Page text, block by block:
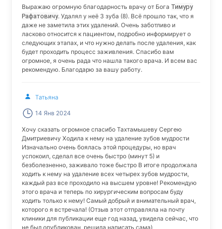
Выражаю огромную благодарность врачу от Бога Тимуру
Рафатовичу. Удалял у неё 3 зуба (8). Всё прошло так, что я
даже не заметила этих удалений. Очень заботливо и
ласково относится к пациентом, подробно информирует о
следующих этапах, и что нужно делать после удаления, как
будет проходить процесс заживления. Спасибо вам
огромное, я очень рада что нашла такого врача. И всем вас
рекомендую. Благодарю за вашу работу.
Татьяна
14 Янв 2024
Хочу сказать огромное спасибо Тахтамышеву Сергею
Дмитриевичу Ходила к нему на удаление зубов мудрости
Изначально очень боялась этой процедуры, но врач
успокоил, сделал все очень быстро (минут 5) и
безболезненно, заживало тоже быстро В итоге продолжала
ходить к нему на удаление всех четырех зубов мудрости,
каждый раз все проходило на высшем уровне! Рекомендую
этого врача и теперь по хирургическим вопросам буду
ходить только к нему! Самый добрый и внимательный врач,
которого я встречала! (Отзыв этот отправляла на почту
клиники для публикации еще год назад, увидела сейчас, что
не был опубликован, решила написать сама)